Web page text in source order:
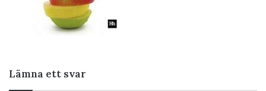
Lämna ett svar